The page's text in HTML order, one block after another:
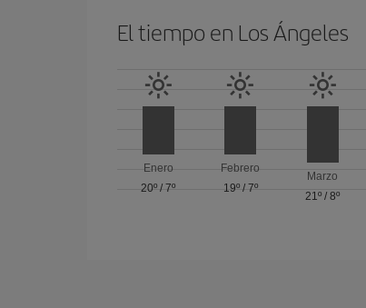
El tiempo en Los Ángeles
Enero
20º /7º
Febrero
19º/ 7º
Marzo
21º /8º